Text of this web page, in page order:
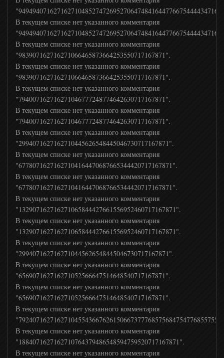
В текущем списке нет указанного комментария
В текущем списке нет указанного комментария
"983907162716271066465873664253550717167871".
В текущем списке нет указанного комментария
"983907162716271066465873664253550717167871".
В текущем списке нет указанного комментария
"794007162716271046777248774642630717167871".
В текущем списке нет указанного комментария
"794007162716271046777248774642630717167871".
В текущем списке нет указанного комментария
"2994071627162710445626548445046730717167871".
В текущем списке нет указанного комментария
"67780716271627104164470687665344420717167871".
В текущем списке нет указанного комментария
"67780716271627104164470687665344420717167871".
В текущем списке нет указанного комментария
"132907162716271065844427661556952460717167871".
В текущем списке нет указанного комментария
"132907162716271065844427661556952460717167871".
В текущем списке нет указанного комментария
"2994071627162710445626548445046730717167871".
В текущем списке нет указанного комментария
"656907162716271052566647514648540717167871".
В текущем списке нет указанного комментария
"656907162716271052566647514648540717167871".
В текущем списке нет указанного комментария
В текущем списке нет указанного комментария
"1884071627162710764379486548594759520717167871".
В текущем списке нет указанного комментария